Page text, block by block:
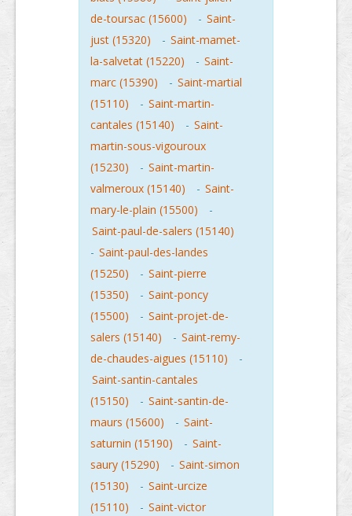
de-toursac (15600)
- Saint-
just (15320)
- Saint-mamet-
la-salvetat (15220)
- Saint-
marc (15390)
- Saint-martial
(15110)
- Saint-martin-
cantales (15140)
- Saint-
martin-sous-vigouroux
(15230)
- Saint-martin-
valmeroux (15140)
- Saint-
mary-le-plain (15500)
-
Saint-paul-de-salers (15140)
- Saint-paul-des-landes
(15250)
- Saint-pierre
(15350)
- Saint-poncy
(15500)
- Saint-projet-de-
salers (15140)
- Saint-remy-
de-chaudes-aigues (15110)
-
Saint-santin-cantales
(15150)
- Saint-santin-de-
maurs (15600)
- Saint-
saturnin (15190)
- Saint-
saury (15290)
- Saint-simon
(15130)
- Saint-urcize
(15110)
- Saint-victor